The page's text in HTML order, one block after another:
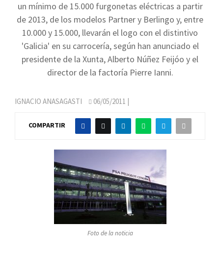
un mínimo de 15.000 furgonetas eléctricas a partir
de 2013, de los modelos Partner y Berlingo y, entre
10.000 y 15.000, llevarán el logo con el distintivo
'Galicia' en su carrocería, según han anunciado el
presidente de la Xunta, Alberto Núñez Feijóo y el
director de la factoría Pierre Ianni.
IGNACIO ANASAGASTI 06/05/2011 |
COMPARTIR
Foto de la noticia